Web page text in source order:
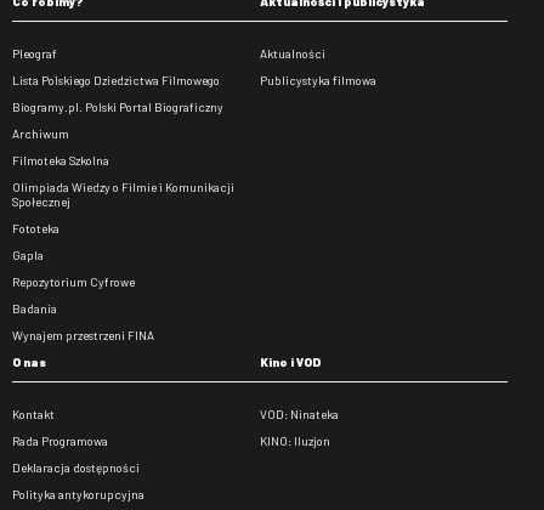
Pleograf
Lista Polskiego Dziedzictwa Filmowego
Biogramy.pl. Polski Portal Biograficzny
Archiwum
Filmoteka Szkolna
Olimpiada Wiedzy o Filmie i Komunikacji
Społecznej
Fototeka
Gapla
Repozytorium Cyfrowe
Badania
Wynajem przestrzeni FINA
Aktualności
Publicystyka filmowa
O nas
Kontakt
Rada Programowa
Deklaracja dostępności
Polityka antykorupcyjna
Kino i VOD
VOD: Ninateka
KINO: Iluzjon